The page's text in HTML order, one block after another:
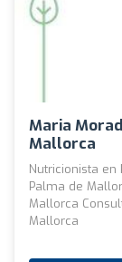
Maria
Mallorca
Nutricionista
Palma de
Mallorca
Mallorca